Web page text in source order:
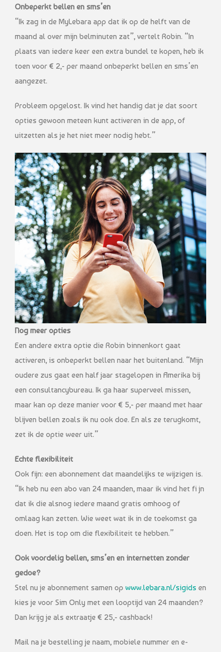
Onbeperkt bellen en sms’en
“Ik zag in de MyLebara app dat ik op de helft van de
maand al over mijn belminuten zat”, vertelt Robin. “In
plaats van iedere keer een extra bundel te kopen, heb ik
toen voor € 2,- per maand onbeperkt bellen en sms’en
aangezet.
Probleem opgelost. Ik vind het handig dat je dat soort
opties gewoon meteen kunt activeren in de app, of
uitzetten als je het niet meer nodig hebt.”
Nog meer opties
Een andere extra optie die Robin binnenkort gaat
activeren, is onbeperkt bellen naar het buitenland. “Mijn
oudere zus gaat een half jaar stagelopen in Amerika bij
een consultancybureau. Ik ga haar superveel missen,
maar kan op deze manier voor € 5,- per maand met haar
blijven bellen zoals ik nu ook doe. En als ze terugkomt,
zet ik de optie weer uit.”
Echte flexibiliteit
Ook fijn: een abonnement dat maandelijks te wijzigen is.
“Ik heb nu een abo van 24 maanden, maar ik vind het fi jn
dat ik die alsnog iedere maand gratis omhoog of
omlaag kan zetten. Wie weet wat ik in de toekomst ga
doen. Het is top om die flexibiliteit te hebben.”
Ook voordelig bellen, sms’en en internetten zonder
gedoe?
Stel nu je abonnement samen op www.lebara.nl/sigids en
kies je voor Sim Only met een looptijd van 24 maanden?
Dan krijg je als extraatje € 25,- cashback!
Mail na je bestelling je naam, mobiele nummer en e-